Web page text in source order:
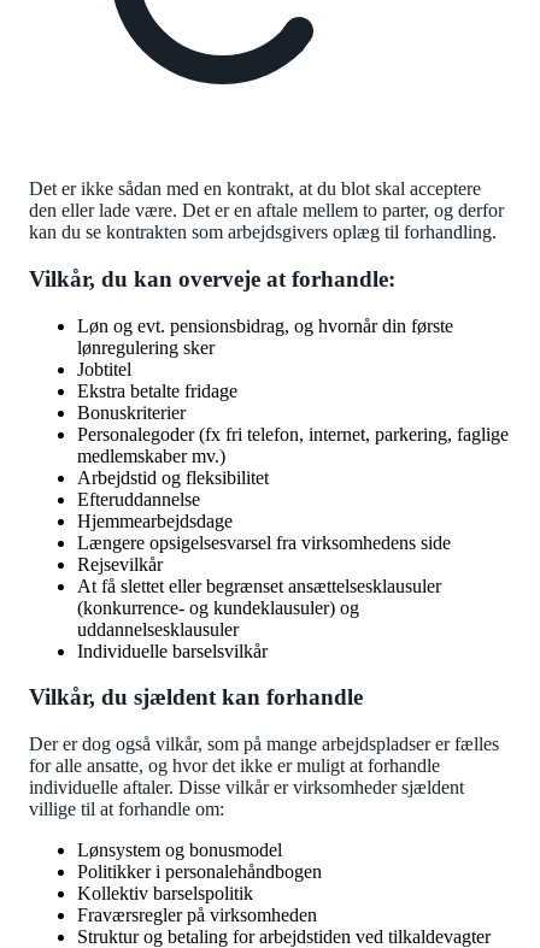
Det er ikke sådan med en kontrakt, at du blot skal acceptere
den eller lade være. Det er en aftale mellem to parter, og derfor
kan du se kontrakten som arbejdsgivers oplæg til forhandling.
Vilkår, du kan overveje at forhandle:
Løn og evt. pensionsbidrag, og hvornår din første
lønregulering sker
Jobtitel
Ekstra betalte fridage
Bonuskriterier
Personalegoder (fx fri telefon, internet, parkering, faglige
medlemskaber mv.)
Arbejdstid og fleksibilitet
Efteruddannelse
Hjemmearbejdsdage
Længere opsigelsesvarsel fra virksomhedens side
Rejsevilkår
At få slettet eller begrænset ansættelsesklausuler
(konkurrence- og kundeklausuler) og
uddannelsesklausuler
Individuelle barselsvilkår
Vilkår, du sjældent kan forhandle
Der er dog også vilkår, som på mange arbejdspladser er fælles
for alle ansatte, og hvor det ikke er muligt at forhandle
individuelle aftaler. Disse vilkår er virksomheder sjældent
villige til at forhandle om:
Lønsystem og bonusmodel
Politikker i personalehåndbogen
Kollektiv barselspolitik
Fraværsregler på virksomheden
Struktur og betaling for arbejdstiden ved tilkaldevagter